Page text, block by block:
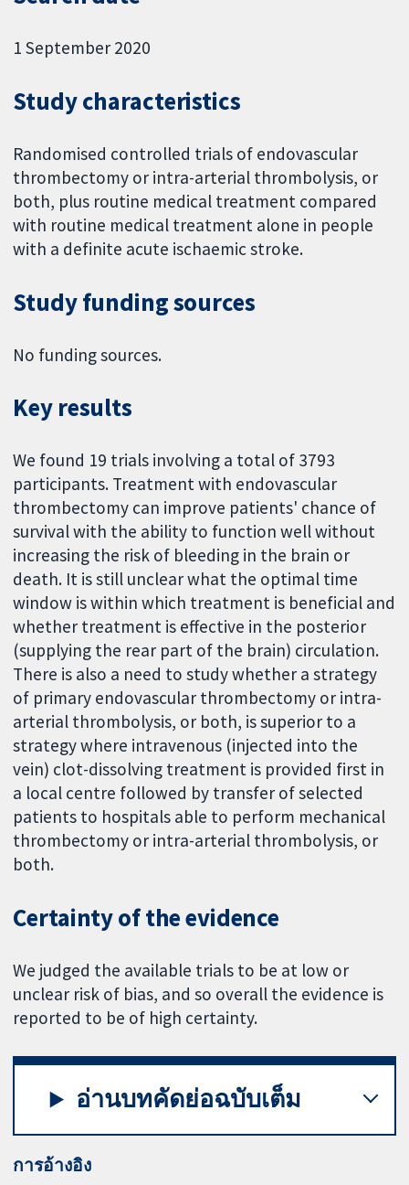
1 September 2020
Study characteristics
Randomised controlled trials of endovascular
thrombectomy or intra-arterial thrombolysis, or
both, plus routine medical treatment compared
with routine medical treatment alone in people
with a definite acute ischaemic stroke.
Study funding sources
No funding sources.
Key results
We found 19 trials involving a total of 3793
participants. Treatment with endovascular
thrombectomy can improve patients' chance of
survival with the ability to function well without
increasing the risk of bleeding in the brain or
death. It is still unclear what the optimal time
window is within which treatment is beneficial and
whether treatment is effective in the posterior
(supplying the rear part of the brain) circulation.
There is also a need to study whether a strategy
of primary endovascular thrombectomy or intra-
arterial thrombolysis, or both, is superior to a
strategy where intravenous (injected into the
vein) clot-dissolving treatment is provided first in
a local centre followed by transfer of selected
patients to hospitals able to perform mechanical
thrombectomy or intra-arterial thrombolysis, or
both.
Certainty of the evidence
We judged the available trials to be at low or
unclear risk of bias, and so overall the evidence is
reported to be of high certainty.
อ่านบทคัดย่อฉบับเต็ม
การอ้างอิง